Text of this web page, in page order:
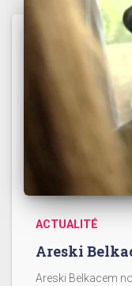
ACTUALITÉ
Areski
Areski Belkacem